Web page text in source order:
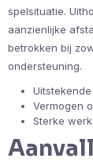
spelsituatie.
aanzienlijke
betrokken bij
ondersteuning.
Vermogen
Sterke